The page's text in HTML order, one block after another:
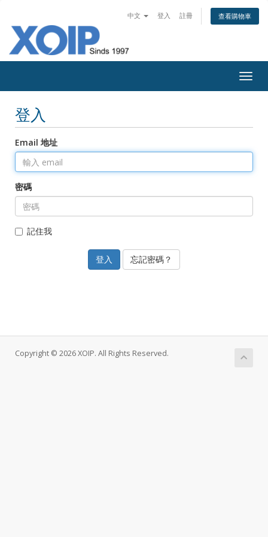
中文 登入 註冊 查看購物車
登入
Email 地址
密碼
記住我
忘記密碼？
Copyright © 2026 XOIP. All Rights Reserved.